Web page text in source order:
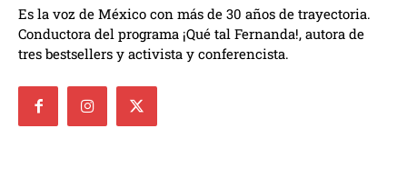
Es la voz de México con más de 30 años de trayectoria.
Conductora del programa ¡Qué tal Fernanda!, autora de
tres bestsellers y activista y conferencista.